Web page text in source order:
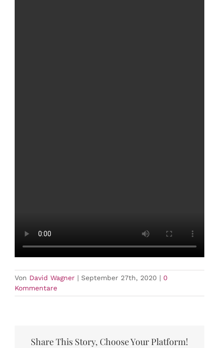
Von David Wagner | September 27th, 2020 | 0
Kommentare
Share This Story, Choose Your Platform!